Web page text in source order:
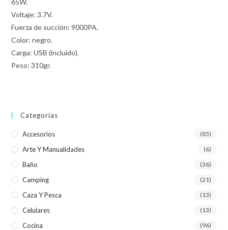
Voltaje: 3.7V.
Fuerza de succión: 9000PA.
Color: negro.
Carga: USB (incluido).
Peso: 310gr.
Categorías
Accesorios (85)
Arte Y Manualidades (6)
Baño (36)
Camping (21)
Caza Y Pesca (13)
Celulares (13)
Cocina (96)